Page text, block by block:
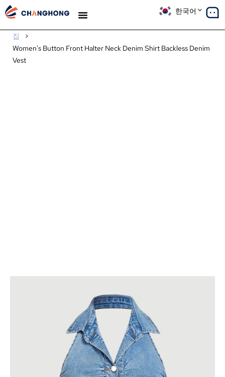
한국어
집
>
Women's Button Front Halter Neck Denim Shirt Backless Denim
Vest